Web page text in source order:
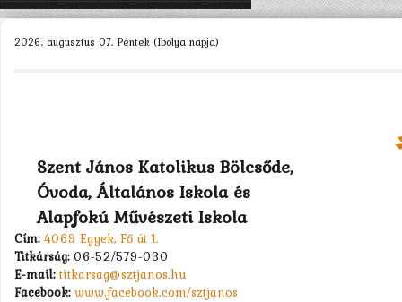
2026. augusztus 07. Péntek (Ibolya napja)
Szent János Katolikus Bölcsőde,
Óvoda, Általános Iskola és
Alapfokú Művészeti Iskola
Cím: 4069 Egyek, Fő út 1.
Titkárság: 06-52/579-030
E-mail: titkarsag@sztjanos.hu
Facebook: www.facebook.com/sztjanos
KEZDŐLAP
MUNKATÁRSAK >
TANULÓK >
PÁLYÁZATOK >
KAPCSOLAT